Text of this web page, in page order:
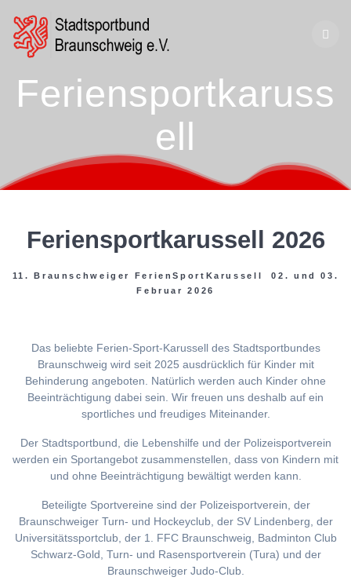
Feriensportkaruss
ell
Feriensportkarussell 2026
11. Braunschweiger FerienSportKarussell 02. und 03.
Februar 2026
Das beliebte Ferien-Sport-Karussell des Stadtsportbundes
Braunschweig wird seit 2025 ausdrücklich für Kinder mit
Behinderung angeboten. Natürlich werden auch Kinder ohne
Beeinträchtigung dabei sein. Wir freuen uns deshalb auf ein
sportliches und freudiges Miteinander.
Der Stadtsportbund, die Lebenshilfe und der Polizeisportverein
werden ein Sportangebot zusammenstellen, dass von Kindern mit
und ohne Beeinträchtigung bewältigt werden kann.
Beteiligte Sportvereine sind der Polizeisportverein, der
Braunschweiger Turn- und Hockeyclub, der SV Lindenberg, der
Universitätssportclub, der 1. FFC Braunschweig, Badminton Club
Schwarz-Gold, Turn- und Rasensportverein (Tura) und der
Braunschweiger Judo-Club.